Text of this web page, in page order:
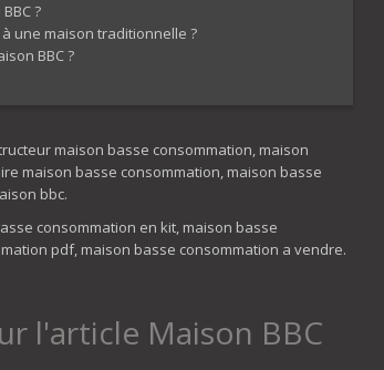
?
une maison traditionnelle ?
BBC ?
maison basse consommation, maison
maison basse consommation, maison basse
bbc.
consommation en kit, maison basse
pdf, maison basse consommation a vendre.
l'article Maison BBC